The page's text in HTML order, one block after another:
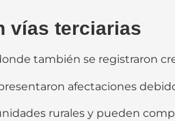
vías terciarias
también se registraron
afectaciones
rurales y pueden